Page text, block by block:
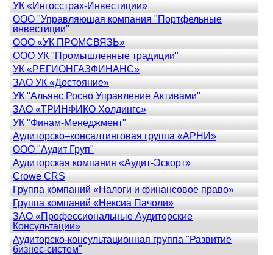
УК «Ингосстрах-Инвестиции»
ООО "Управляющая компания "Портфельные
инвестиции"
ООО «УК ПРОМСВЯЗЬ»
ООО УК "Промышленные традиции"
УК «РЕГИОНГАЗФИНАНС»
ЗАО УК «Достояние»
УК "Альянс Росно Управление Активами"
ЗАО «ТРИНФИКО Холдингс»
УК "Финам-Менеджмент"
Аудиторско–консалтинговая группа «АРНИ»
ООО "Аудит Груп"
Аудиторская компания «Аудит-Эскорт»
Crowe CRS
Группа компаний «Налоги и финансовое право»
Группа компаний «Нексиа Пачоли»
ЗАО «Профессиональные Аудиторские
Консультации»
Аудиторско-консультационная группа "Развитие
бизнес-систем"